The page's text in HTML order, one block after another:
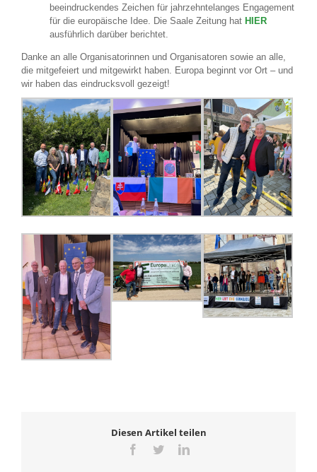
beeindruckendes Zeichen für jahrzehntelanges Engagement
für die europäische Idee. Die Saale Zeitung hat HIER
ausführlich darüber berichtet.
Danke an alle Organisatorinnen und Organisatoren sowie an alle,
die mitgefeiert und mitgewirkt haben. Europa beginnt vor Ort – und
wir haben das eindrucksvoll gezeigt!
Diesen Artikel teilen
Facebook
TwitterLinkedIn